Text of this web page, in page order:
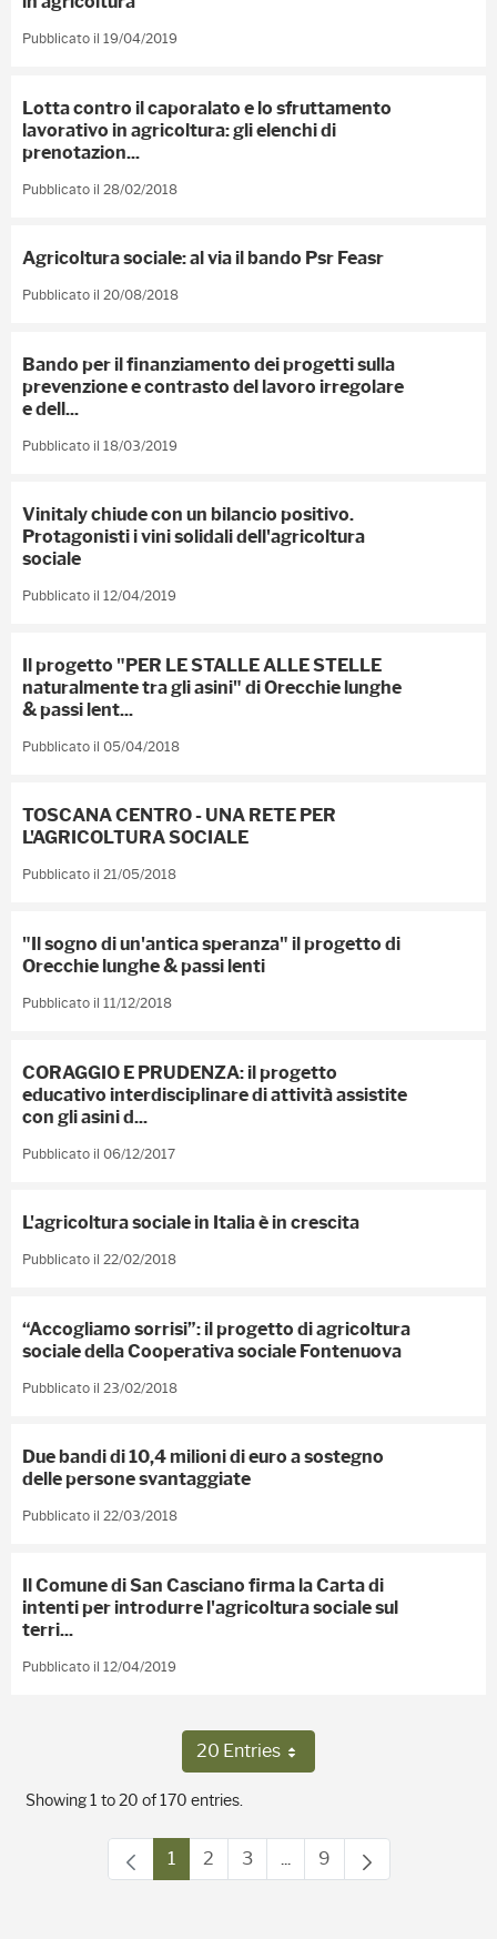
Pubblicato il 19/04/2019
Lotta contro il caporalato e lo sfruttamento
lavorativo in agricoltura: gli elenchi di
prenotazion...
Pubblicato il 28/02/2018
Agricoltura sociale: al via il bando Psr Feasr
Pubblicato il 20/08/2018
Bando per il finanziamento dei progetti sulla
prevenzione e contrasto del lavoro irregolare
e dell...
Pubblicato il 18/03/2019
Vinitaly chiude con un bilancio positivo.
Protagonisti i vini solidali dell'agricoltura
sociale
Pubblicato il 12/04/2019
Il progetto "PER LE STALLE ALLE STELLE
naturalmente tra gli asini" di Orecchie lunghe
& passi lent...
Pubblicato il 05/04/2018
TOSCANA CENTRO - UNA RETE PER
L'AGRICOLTURA SOCIALE
Pubblicato il 21/05/2018
"Il sogno di un'antica speranza" il progetto di
Orecchie lunghe & passi lenti
Pubblicato il 11/12/2018
CORAGGIO E PRUDENZA: il progetto
educativo interdisciplinare di attività assistite
con gli asini d...
Pubblicato il 06/12/2017
L'agricoltura sociale in Italia è in crescita
Pubblicato il 22/02/2018
“Accogliamo sorrisi”: il progetto di agricoltura
sociale della Cooperativa sociale Fontenuova
Pubblicato il 23/02/2018
Due bandi di 10,4 milioni di euro a sostegno
delle persone svantaggiate
Pubblicato il 22/03/2018
Il Comune di San Casciano firma la Carta di
intenti per introdurre l'agricoltura sociale sul
terri...
Pubblicato il 12/04/2019
20 EntriesPer Page
Showing 1 to 20 of 170 entries.
Page
1 Page
2 Page
3 ...Intermediate Pages Use
Page
9